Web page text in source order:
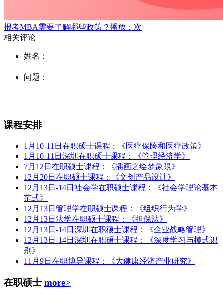
报考MBA需要了解哪些政策？ 播放：次
课程安排
1月10-11日在职硕士课程：《医疗保险和医疗政策》
1月10-11日深圳在职硕士课程：《管理经济学》
7月12日在职硕士课程：《插画之绘梦象限》
12月20日在职硕士课程：《文创产品设计》
12月13日-14日社会学在职硕士课程：《社会学理论基本
范式》
12月13日管理学在职硕士课程：《组织行为学》
12月13日法学在职硕士课程：《担保法》
12月13日-14日深圳在职硕士课程：《企业战略管理》
12月13日-14日深圳在职硕士课程：《深度学习与模式识
别》
11月9日在职博导课程：《大健康经济产业研究》
在职硕士 more>